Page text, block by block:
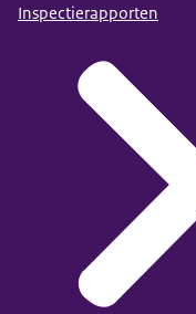
Inspectierapporten